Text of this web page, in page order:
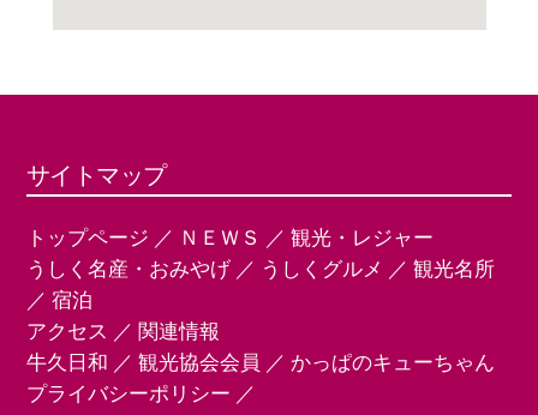
サイトマップ
トップページ ／ ＮＥＷＳ ／ 観光・レジャー
うしく名産・おみやげ ／ うしくグルメ ／ 観光名所
／ 宿泊
アクセス
／ 関連情報
牛久日和
／ 観光協会会員 ／ かっぱのキューちゃん
プライバシーポリシー ／